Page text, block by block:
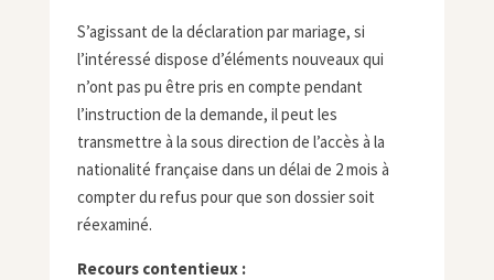
S’agissant de la déclaration par mariage, si
l’intéressé dispose d’éléments nouveaux qui
n’ont pas pu être pris en compte pendant
l’instruction de la demande, il peut les
transmettre à la sous direction de l’accès à la
nationalité française dans un délai de 2 mois à
compter du refus pour que son dossier soit
réexaminé.
Recours contentieux :